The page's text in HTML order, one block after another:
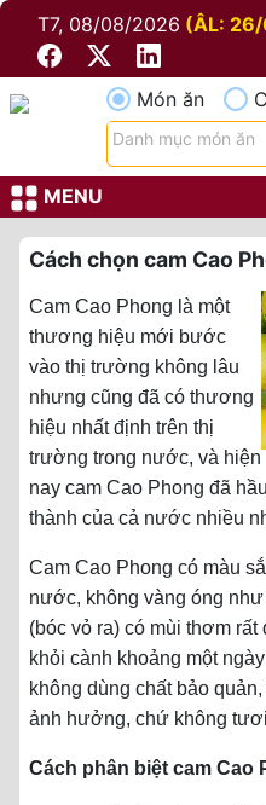
T7, 08/08/2026 (ÂL:
Món ăn
MENU
Cách chọn cam Cao
Cam Cao Phong là một
thương hiệu mới bước
vào thị trường không lâu
nhưng cũng đã có thương
hiệu nhất định trên thị
trường trong nước, và hiện
nay cam Cao Phong đã
thành của cả nước nhiều
Cam Cao Phong có màu
nước, không vàng óng
(bóc vỏ ra) có mùi thơm
khỏi cành khoảng một
không dùng chất bảo
ảnh hưởng, chứ không
Cách phân biệt cam Cao